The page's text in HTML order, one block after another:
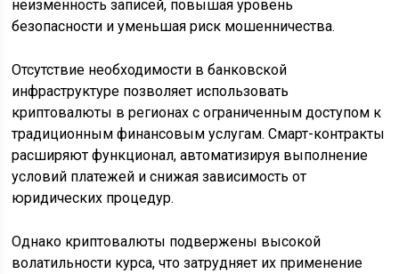
неизменность записей, повышая уровень
безопасности и уменьшая риск мошенничества.
Отсутствие необходимости в банковской
инфраструктуре позволяет использовать
криптовалюты в регионах с ограниченным доступом к
традиционным финансовым услугам. Смарт-контракты
расширяют функционал, автоматизируя выполнение
условий платежей и снижая зависимость от
юридических процедур.
Однако криптовалюты подвержены высокой
волатильности курса, что затрудняет их применение